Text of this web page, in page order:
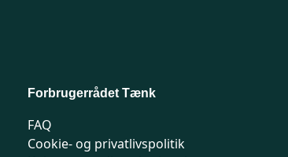
Forbrugerrådet Tænk
FAQ
Cookie- og privatlivspolitik